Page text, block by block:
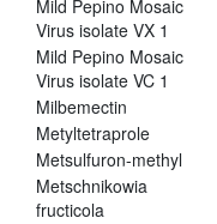
Mild Pepino Mosaic
Virus isolate VX 1
Mild Pepino Mosaic
Virus isolate VC 1
Milbemectin
Metyltetraprole
Metsulfuron-methyl
Metschnikowia
fructicola